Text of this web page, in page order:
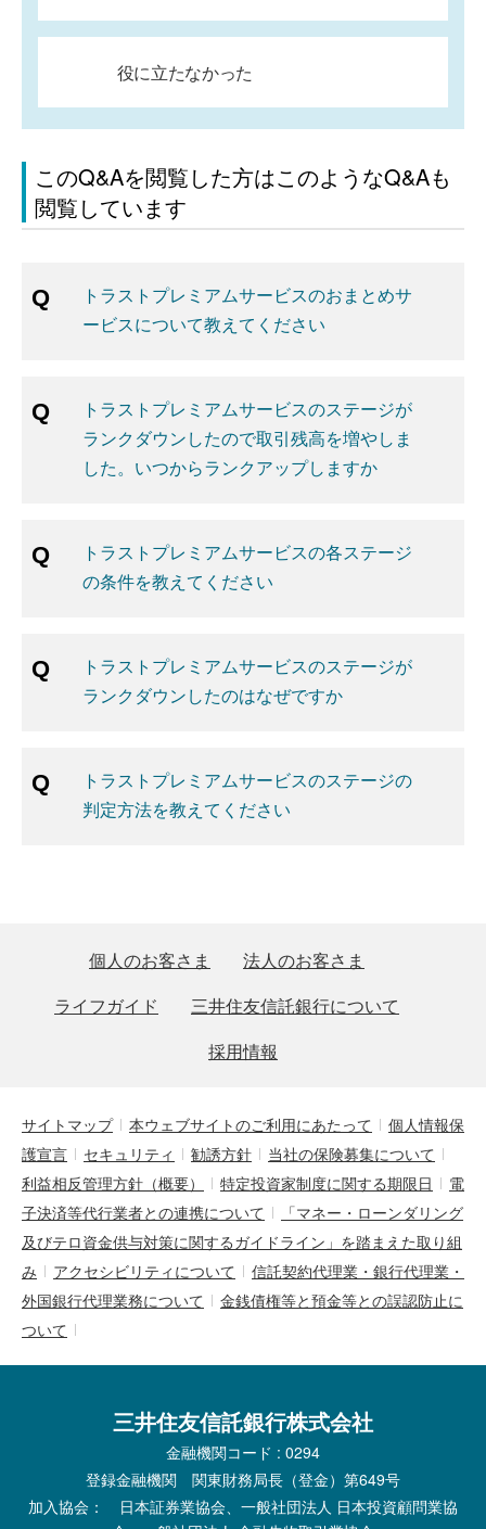
役に立たなかった
このQ&Aを閲覧した方はこのようなQ&Aも
閲覧しています
トラストプレミアムサービスのおまとめサ
ービスについて教えてください
トラストプレミアムサービスのステージが
ランクダウンしたので取引残高を増やしま
した。いつからランクアップしますか
トラストプレミアムサービスの各ステージ
の条件を教えてください
トラストプレミアムサービスのステージが
ランクダウンしたのはなぜですか
トラストプレミアムサービスのステージの
判定方法を教えてください
個人のお客さま
法人のお客さま
ライフガイド
三井住友信託銀行について
採用情報
サイトマップ 本ウェブサイトのご利用にあたって
個人情報保
護宣言
セキュリティ 勧誘方針
当社の保険募集について
利益相反管理方針（概要）
特定投資家制度に関する期限日
電
子決済等代行業者との連携について
「マネー・ローンダリング
及びテロ資金供与対策に関するガイドライン」を踏まえた取り組
み
アクセシビリティについて
信託契約代理業・銀行代理業・
外国銀行代理業務について
金銭債権等と預金等との誤認防止に
ついて
三井住友信託銀行株式会社
金融機関コード : 0294
登録金融機関 関東財務局長（登金）第649号
加入協会： 日本証券業協会、一般社団法人 日本投資顧問業協